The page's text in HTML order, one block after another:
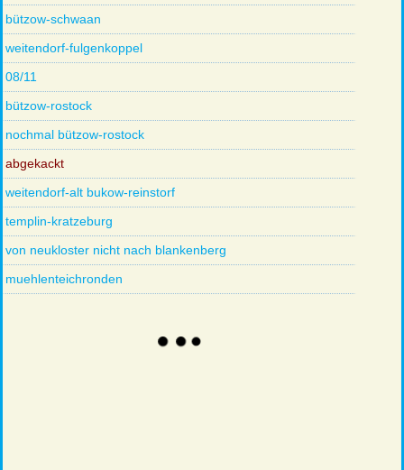
bützow-schwaan
weitendorf-fulgenkoppel
08/11
bützow-rostock
nochmal bützow-rostock
abgekackt
weitendorf-alt bukow-reinstorf
templin-kratzeburg
von neukloster nicht nach blankenberg
muehlenteichronden